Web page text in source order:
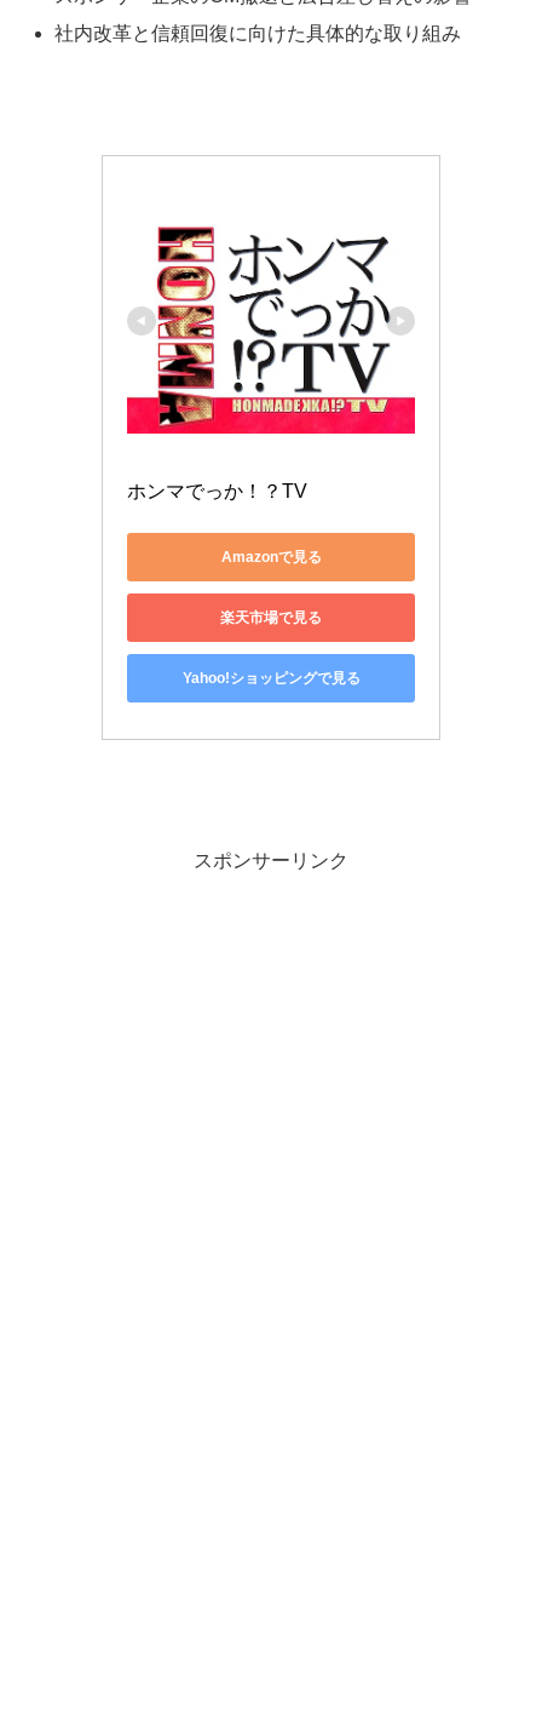
社内改革と信頼回復に向けた具体的な取り組み
ホンマでっか！？TV
Amazonで見る
楽天市場で見る
Yahoo!ショッピングで見る
スポンサーリンク